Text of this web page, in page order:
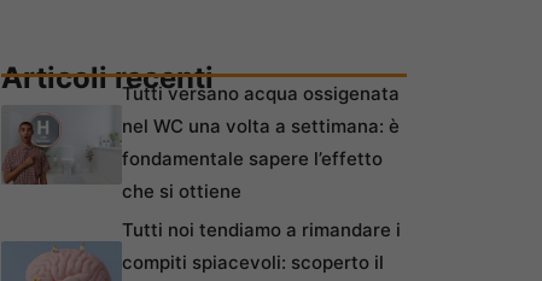
Articoli recentiTutti versano acqua ossigenata
nel WC una volta a settimana: è
fondamentale sapere l’effetto
che si ottiene
Tutti noi tendiamo a rimandare i
compiti spiacevoli: scoperto il